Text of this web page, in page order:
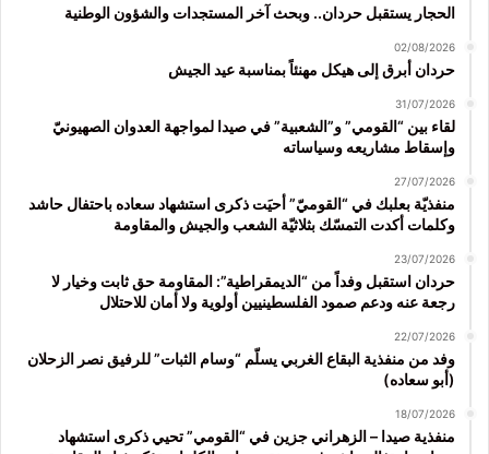
الحجار يستقبل حردان.. وبحث آخر المستجدات والشؤون الوطنية
02/08/2026
حردان أبرق إلى هيكل مهنئاً بمناسبة عيد الجيش
31/07/2026
لقاء بين “القومي” و”الشعبية” في صيدا لمواجهة العدوان الصهيونيّ
وإسقاط مشاريعه وسياساته
27/07/2026
منفذيّة بعلبك في “القوميّ” أحيَت ذكرى استشهاد سعاده باحتفال حاشد
وكلمات أكدت التمسّك بثلاثيّة الشعب والجيش والمقاومة
23/07/2026
حردان استقبل وفداً من “الديمقراطية”: المقاومة حق ثابت وخيار لا
رجعة عنه ودعم صمود الفلسطينيين أولوية ولا أمان للاحتلال
22/07/2026
وفد من منفذية البقاع الغربي يسلّم “وسام الثبات” للرفيق نصر الزحلان
(أبو سعاده)
18/07/2026
منفذية صيدا – الزهراني جزين في “القومي” تحيي ذكرى استشهاد